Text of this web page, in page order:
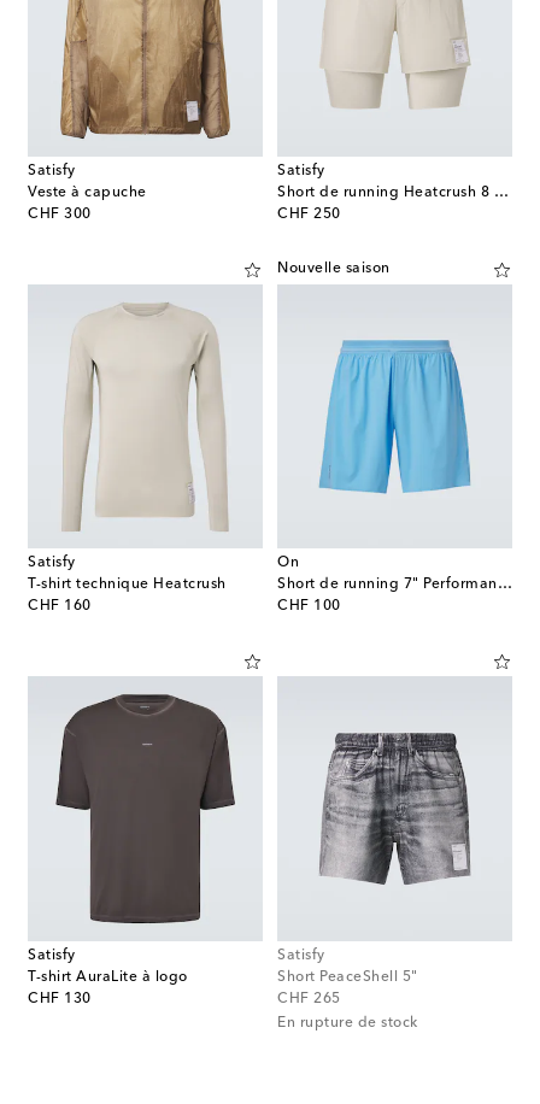
Satisfy
Veste à capuche
CHF 300
original price
Satisfy
Short de running Heatcrush 8 Desert
CHF 250
original price
Satisfy
T-shirt technique Heatcrush
CHF 160
original price
Nouvelle saison
On
Short de running 7" Performance
CHF 100
original price
Satisfy
T-shirt AuraLite à logo
CHF 130
original price
Satisfy
Short PeaceShell 5"
CHF 265
original price
En rupture de stock